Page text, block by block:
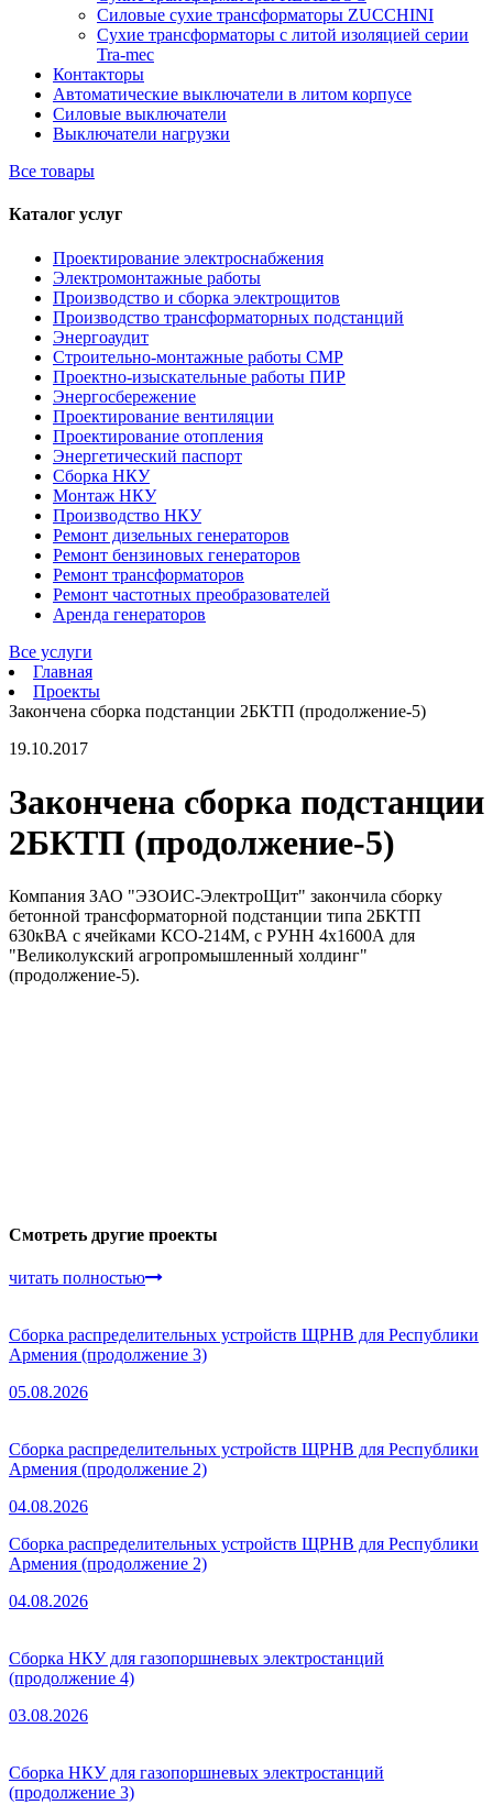
Силовые сухие трансформаторы ZUCCHINI
Сухие трансформаторы с литой изоляцией серии
Tra-mec
Контакторы
Автоматические выключатели в литом корпусе
Силовые выключатели
Выключатели нагрузки
Все товары
Каталог услуг
Проектирование электроснабжения
Электромонтажные работы
Производство и сборка электрощитов
Производство трансформаторных подстанций
Энергоаудит
Строительно-монтажные работы СМР
Проектно-изыскательные работы ПИР
Энергосбережение
Проектирование вентиляции
Проектирование отопления
Энергетический паспорт
Сборка НКУ
Монтаж НКУ
Производство НКУ
Ремонт дизельных генераторов
Ремонт бензиновых генераторов
Ремонт трансформаторов
Ремонт частотных преобразователей
Аренда генераторов
Все услуги
Главная
Проекты
Закончена сборка подстанции 2БКТП (продолжение-5)
19.10.2017
Закончена сборка подстанции
2БКТП (продолжение-5)
Компания ЗАО "ЭЗОИС-ЭлектроЩит" закончила сборку
бетонной трансформаторной подстанции типа 2БКТП
630кВА с ячейками КСО-214М, с РУНН 4х1600А для
"Великолукский агропромышленный холдинг"
(продолжение-5).
Смотреть другие проекты
читать полностью
Сборка распределительных устройств ЩРНВ для Республики
Армения (продолжение 3)
05.08.2026
Сборка распределительных устройств ЩРНВ для Республики
Армения (продолжение 2)
04.08.2026
Сборка распределительных устройств ЩРНВ для Республики
Армения (продолжение 2)
04.08.2026
Сборка НКУ для газопоршневых электростанций
(продолжение 4)
03.08.2026
Сборка НКУ для газопоршневых электростанций
(продолжение 3)